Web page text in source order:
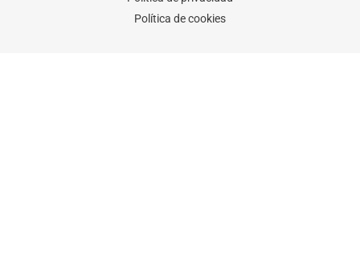
Política de cookies